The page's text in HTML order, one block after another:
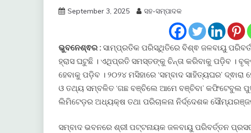
September 3, 2025 ସହ-ସମ୍ପାଦକ
ଭୁବନେଶ୍ଵର : ସାମ୍ପ୍ରତିକ ପରିସ୍ଥିତିରେ ବିଶ୍ଵ ଜଳବାୟୁ
ହ୍ରାସ ଘଟୁଛି । ଏଥିପ୍ରତି ସମସ୍ତଙ୍କୁ ଚିନ୍ତା କରିବାକୁ ପଡ଼ିବ ।
ହେବାକୁ ପଡ଼ିବ । ୨୦୨୪ ମସିହାରେ ‘ସମ୍ବାଦ ସାହିତ୍ୟଘର’
ଓ ତଥ୍ୟ ସମ୍ବଳିତ ‘ଗଛ ବଞ୍ଚିଲେ ଆମେ ବଞ୍ଚିବା’ କଫିଟେବୁଲ
ଲିମିଟେଡ଼ର ଅଧ୍ୟକ୍ଷ ତଥା ପରିଚାଳନା ନିର୍ଦ୍ଦେଶକ
ସମ୍ବାଦ ଭବନରେ ଶ୍ରୀ ପଟ୍ଟନାୟକ ଜଳବାୟୁ ପରିବର୍ତ୍ତନ